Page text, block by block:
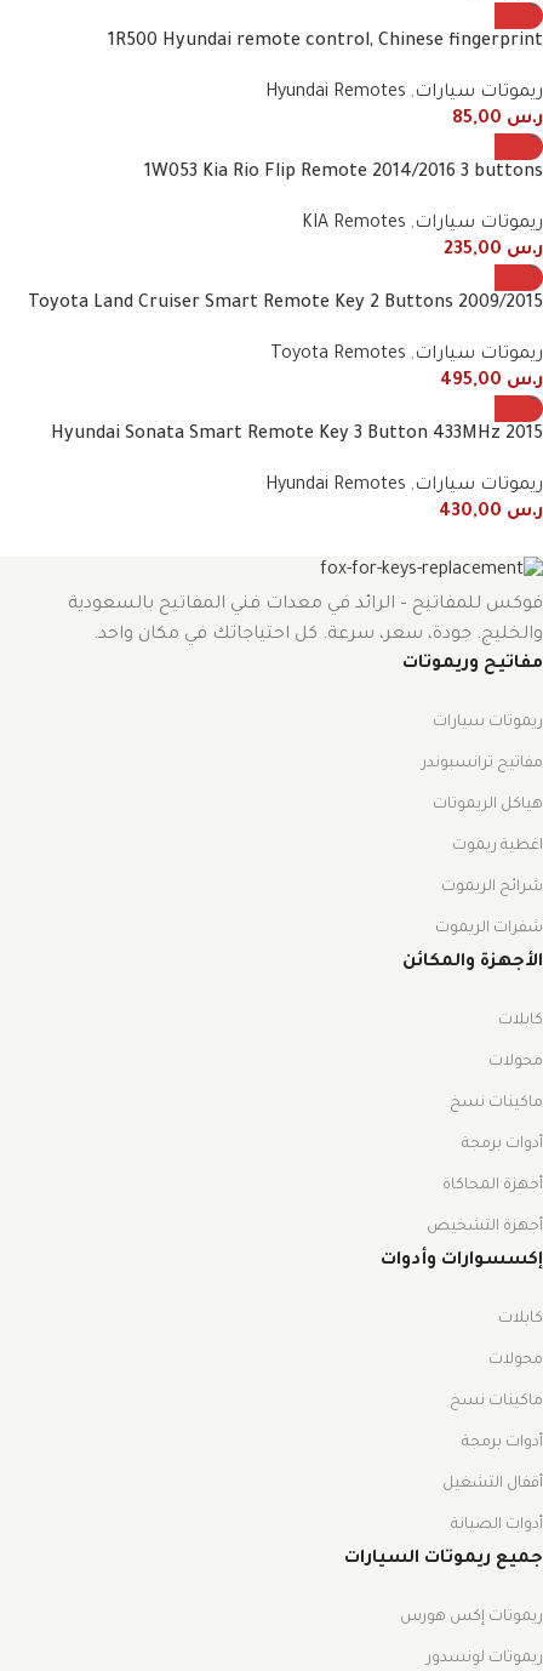
1R500 Hyundai remote control, Chinese fingerprint
ريموتات سيارات,
Hyundai Remotes
ر.س
1W053 Kia Rio Flip Remote 2014/2016 3 buttons
ريموتات سيارات,
KIA Remotes
ر.س
2009/2015 Toyota Land Cruiser Smart Remote Key 2 Buttons
ريموتات سيارات,
Toyota Remotes
ر.س
2015 Hyundai Sonata Smart Remote Key 3 Button 433MHz
ريموتات سيارات,
Hyundai Remotes
ر.س
فوكس للمفاتيح – الرائد في معدات فني المفاتيح بالسعودية
والخليج. جودة، سعر، سرعة. كل احتياجاتك في مكان واحد.
مفاتيح وريموتات
ريموتات سيارات
مفاتيح ترانسبوندر
هياكل الريموتات
اغطية ريموت
شرائح الريموت
شفرات الريموت
الأجهزة والمكائن
كابلات
محولات
ماكينات نسخ
أدوات برمجة
أجهزة المحاكاة
أجهزة التشخيص
إكسسوارات وأدوات
كابلات
محولات
ماكينات نسخ
أدوات برمجة
أقفال التشغيل
أدوات الصيانة
جميع ريموتات السيارات
ريموتات إكس هورس
ريموتات لونسدور